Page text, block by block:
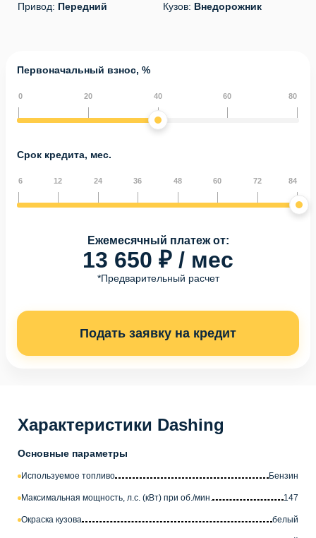
Привод: Передний Кузов: Внедорожник
Первоначальный взнос, %
0 20 40 60 80
Срок кредита, мес.
6 12 24 36 48 60 72 84
Ежемесячный платеж от:
13 650 ₽ / мес
*Предварительный расчет
Подать заявку на кредит
Характеристики Dashing
Основные параметры
Используемое топливо Бензин
Максимальная мощность, л.с. (кВт) при об./мин. 147
Окраска кузова белый